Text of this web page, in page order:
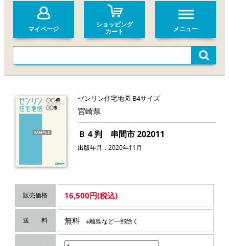
マイページ
ショッピング
カート
メニュー
ゼンリン住宅地図 B4サイズ
宮崎県
Ｂ４判 串間市 202011
出版年月：2020年11月
販売価格 16,500円(税込)
送 料 無料 ※離島など一部除く